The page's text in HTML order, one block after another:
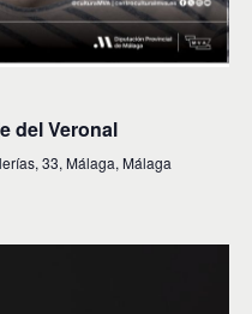
del Veronal
33, Málaga, Málaga